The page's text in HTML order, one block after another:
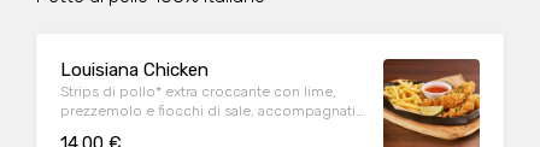
Louisiana Chicken
Strips di pollo* extra croccante con lime,
prezzemolo e fiocchi di sale, accompagnati